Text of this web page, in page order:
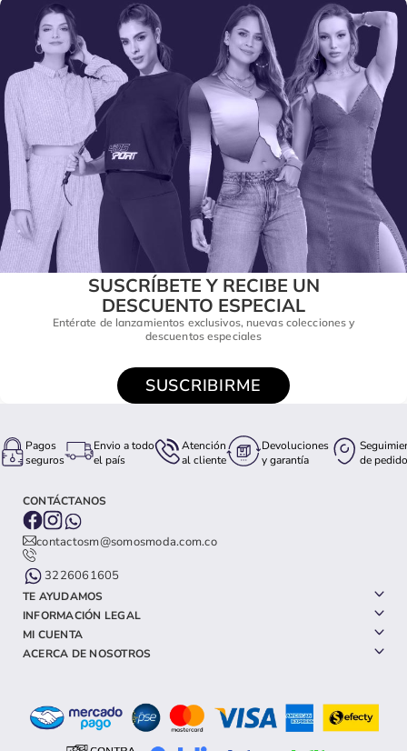
SUSCRÍBETE Y RECIBE UN
DESCUENTO ESPECIAL
Entérate de lanzamientos exclusivos, nuevas colecciones y
descuentos especiales
SUSCRIBIRME
Pagos
seguros
Envio a todo
el país
Atención
al cliente
Devoluciones
y garantía
de pedido
CONTÁCTANOS
contactosm@somosmoda.com.co
3226061605
TE AYUDAMOS
INFORMACIÓN LEGAL
MI CUENTA
ACERCA DE NOSOTROS